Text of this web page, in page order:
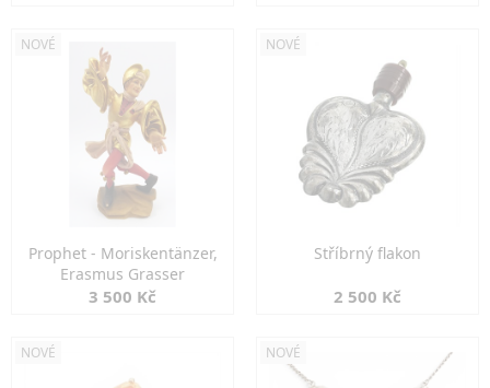
NOVÉ
Prophet - Moriskentänzer,
Erasmus Grasser
3 500 Kč
NOVÉ
Stříbrný flakon
2 500 Kč
NOVÉ NOVÉ